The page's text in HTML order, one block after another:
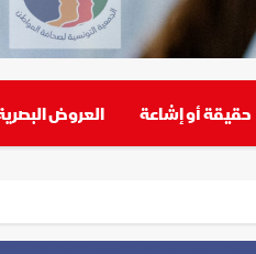
حقيقة أو إشاعة العروض